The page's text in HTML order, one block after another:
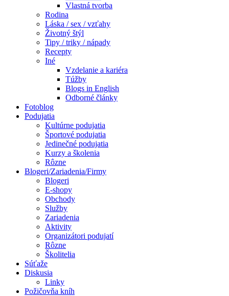
Vlastná tvorba
Rodina
Láska / sex / vzťahy
Životný štýl
Tipy / triky / nápady
Recepty
Iné
Vzdelanie a kariéra
Túžby
Blogs in English
Odborné články
Fotoblog
Podujatia
Kultúrne podujatia
Športové podujatia
Jedinečné podujatia
Kurzy a školenia
Rôzne
Blogeri/Zariadenia/Firmy
Blogeri
E-shopy
Obchody
Služby
Zariadenia
Aktivity
Organizátori podujatí
Rôzne
Školitelia
Súťaže
Diskusia
Linky
Požičovňa kníh